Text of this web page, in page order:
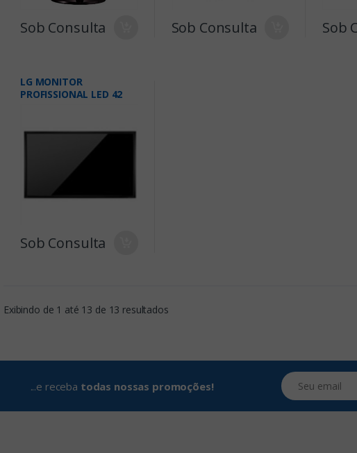
Sob Consulta Sob Consulta Sob
LG MONITOR
PROFISSIONAL LED 42
Sob Consulta
Exibindo de 1 até 13 de 13 resultados
...e receba todas nossas promoções!
Seu email